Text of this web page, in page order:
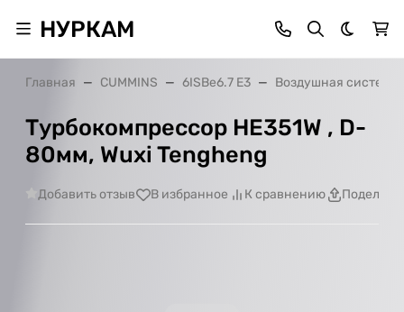
НУРКАМ Темная
Главная CUMMINS 6ISBe6.7 E3 Воздушная система
Турбокомпрессор HE351W , D-
80мм, Wuxi Tengheng
Добавить отзыв В избранное К сравнению